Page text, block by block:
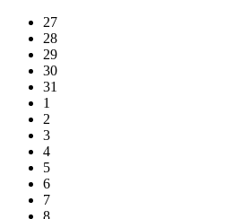
27
28
29
30
31
1
2
3
4
5
6
7
8